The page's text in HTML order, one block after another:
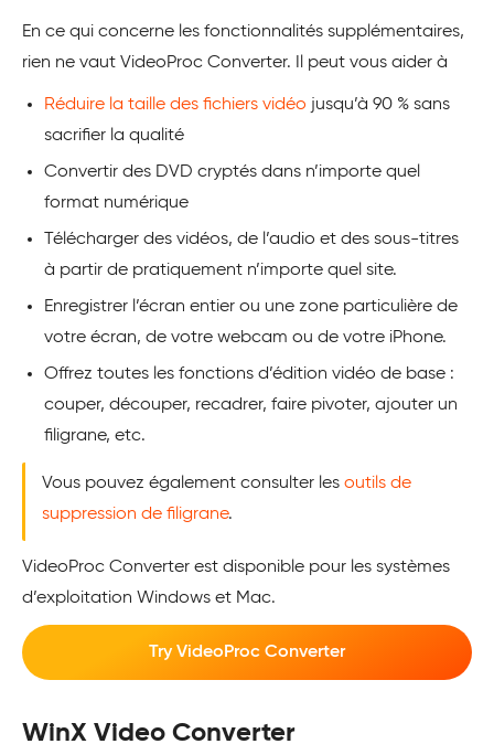
En ce qui concerne les fonctionnalités supplémentaires,
rien ne vaut VideoProc Converter. Il peut vous aider à
Réduire la taille des fichiers vidéo jusqu’à 90 % sans
sacrifier la qualité
Convertir des DVD cryptés dans n’importe quel
format numérique
Télécharger des vidéos, de l’audio et des sous-titres
à partir de pratiquement n’importe quel site.
Enregistrer l’écran entier ou une zone particulière de
votre écran, de votre webcam ou de votre iPhone.
Offrez toutes les fonctions d’édition vidéo de base :
couper, découper, recadrer, faire pivoter, ajouter un
filigrane, etc.
Vous pouvez également consulter les outils de
suppression de filigrane.
VideoProc Converter est disponible pour les systèmes
d’exploitation Windows et Mac.
Try VideoProc Converter
WinX Video Converter